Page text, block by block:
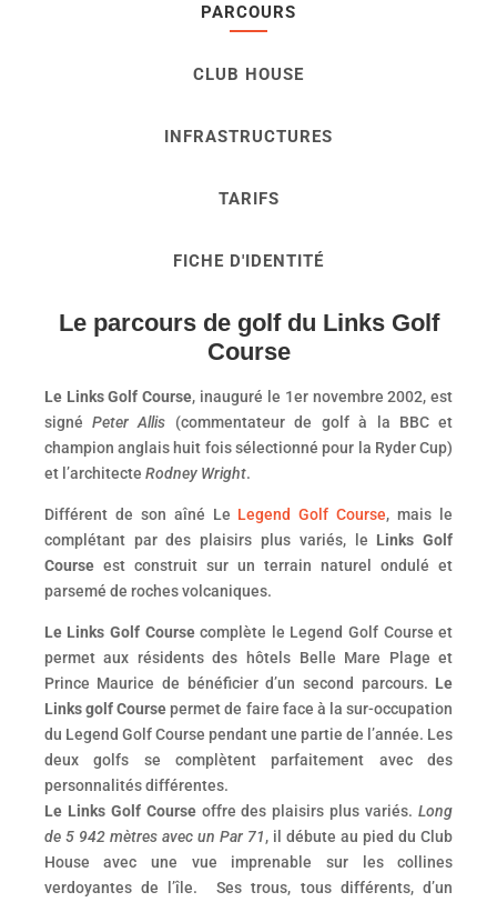
PARCOURS
CLUB HOUSE
INFRASTRUCTURES
TARIFS
FICHE D'IDENTITÉ
Le parcours de golf du Links Golf
Course
Le Links Golf Course, inauguré le 1er novembre 2002, est
signéPeter Allis (commentateur de golf à la BBC et
champion anglais huit fois sélectionné pour la Ryder Cup)
et l’architecte Rodney Wright.
Différent de son aîné Le Legend Golf Course, mais le
complétant par des plaisirs plus variés, le Links Golf
Courseest construit sur un terrain naturel ondulé et
parsemé de roches volcaniques.
Le Links Golf Coursecomplète le Legend Golf Course et
permet aux résidents des hôtels Belle Mare Plage et
Prince Maurice de bénéficier d’un second parcours. Le
Links golf Course permet de faire face à la sur-occupation
du Legend Golf Course pendant une partie de l’année. Les
deux golfs se complètent parfaitement avec des
personnalités différentes.
Le Links Golf Courseoffre des plaisirs plus variés.Long
de 5 942 mètres avec un Par 71, il débute au pied du Club
House avec une vue imprenable sur les collines
verdoyantes de l’île. Ses trous, tous différents, d’un